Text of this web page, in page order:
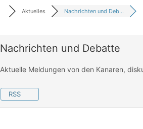
Aktuelles Nachrichten und Deb...
Nachrichten und Debatte
Aktuelle Meldungen von den Kanaren,
RSS